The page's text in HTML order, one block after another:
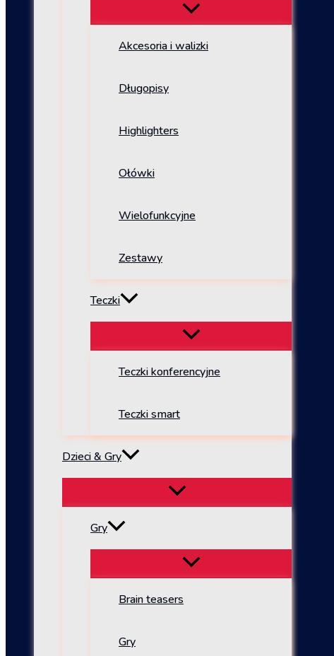
Akcesoria i walizki
Długopisy
Highlighters
Ołówki
Wielofunkcyjne
Zestawy
Teczki
Teczki konferencyjne
Teczki smart
Dzieci & Gry
Gry
Brain teasers
Gry